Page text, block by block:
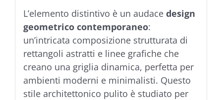
L’elemento distintivo è un audace design
geometrico contemporaneo:
un’intricata composizione strutturata di
rettangoli astratti e linee grafiche che
creano una griglia dinamica, perfetta per
ambienti moderni e minimalisti. Questo
stile architettonico pulito è studiato per